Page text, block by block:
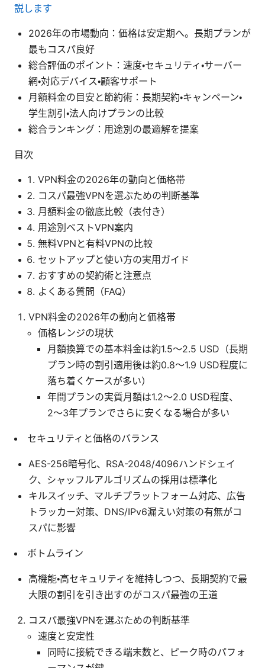
説します
2026年の市場動向：価格は安定期へ。長期プランが
最もコスパ良好
総合評価のポイント：速度・セキュリティ・サーバー
網・対応デバイス・顧客サポート
月額料金の目安と節約術：長期契約・キャンペーン・
学生割引・法人向けプランの比較
総合ランキング：用途別の最適解を提案
目次
VPN料金の2026年の動向と価格帯
コスパ最強VPNを選ぶための判断基準
月額料金の徹底比較（表付き）
用途別ベストVPN案内
無料VPNと有料VPNの比較
セットアップと使い方の実用ガイド
おすすめの契約術と注意点
よくある質問（FAQ）
VPN料金の2026年の動向と価格帯
価格レンジの現状
月額換算での基本料金は約1.5〜2.5 USD（長期
プラン時の割引適用後は約0.8〜1.9 USD程度に
落ち着くケースが多い）
年間プランの実質月額は1.2〜2.0 USD程度、
2〜3年プランでさらに安くなる場合が多い
セキュリティと価格のバランス
AES-256暗号化、RSA-2048/4096ハンドシェイ
ク、シャッフルアルゴリズムの採用は標準化
キルスイッチ、マルチプラットフォーム対応、広告
トラッカー対策、DNS/IPv6漏えい対策の有無がコ
スパに影響
ボトムライン
高機能・高セキュリティを維持しつつ、長期契約で最
大限の割引を引き出すのがコスパ最強の王道
コスパ最強VPNを選ぶための判断基準
速度と安定性
同時に接続できる端末数と、ピーク時のパフォ